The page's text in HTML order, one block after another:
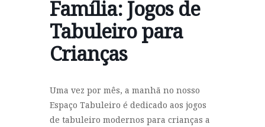
Família: Jogos de
Tabuleiro para
Crianças
Uma vez por mês, a manhã no nosso
Espaço Tabuleiro é dedicado aos jogos
de tabuleiro modernos para crianças a